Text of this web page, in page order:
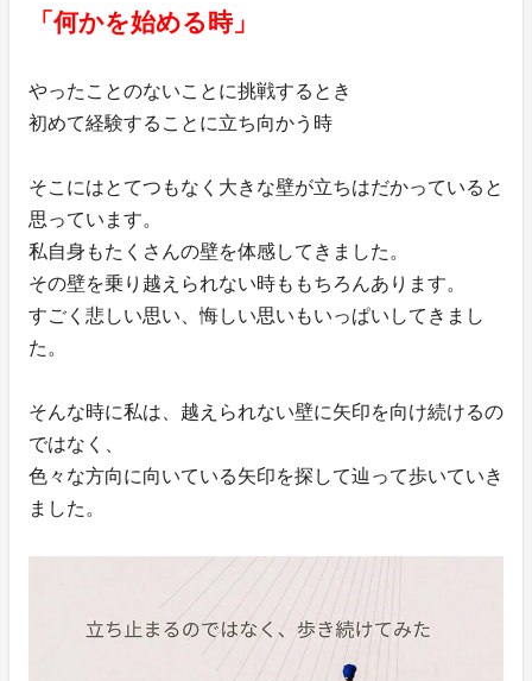
「何かを始める時」
やったことのないことに挑戦するとき
初めて経験することに立ち向かう時
そこにはとてつもなく大きな壁が立ちはだかっていると
思っています。
私自身もたくさんの壁を体感してきました。
その壁を乗り越えられない時ももちろんあります。
すごく悲しい思い、悔しい思いもいっぱいしてきまし
た。
そんな時に私は、越えられない壁に矢印を向け続けるの
ではなく、
色々な方向に向いている矢印を探して辿って歩いていき
ました。